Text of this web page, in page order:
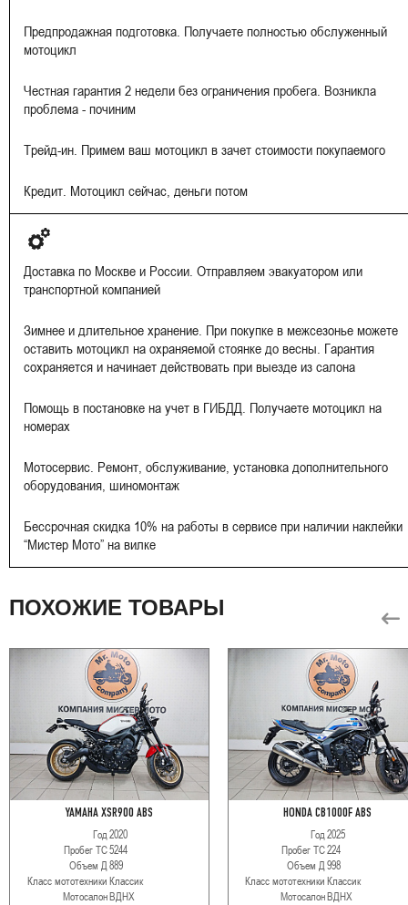
Предпродажная подготовка. Получаете полностью обслуженный
мотоцикл
Честная гарантия 2 недели без ограничения пробега. Возникла
проблема - починим
Трейд-ин. Примем ваш мотоцикл в зачет стоимости покупаемого
Кредит. Мотоцикл сейчас, деньги потом
Доставка по Москве и России. Отправляем эвакуатором или
транспортной компанией
Зимнее и длительное хранение. При покупке в межсезонье можете
оставить мотоцикл на охраняемой стоянке до весны. Гарантия
сохраняется и начинает действовать при выезде из салона
Помощь в постановке на учет в ГИБДД. Получаете мотоцикл на
номерах
Мотосервис. Ремонт, обслуживание, установка дополнительного
оборудования, шиномонтаж
Бессрочная скидка 10% на работы в сервисе при наличии наклейки
“Мистер Мото” на вилке
ПОХОЖИЕ ТОВАРЫ
YAMAHA XSR900 ABS
Год2020
Пробег ТС5244
Объем Д889
Класс мототехникиКлассик
МотосалонВДНХ
HONDA CB1000F ABS
Год2025
Пробег ТС224
Объем Д998
Класс мототехники Классик
МотосалонВДНХ